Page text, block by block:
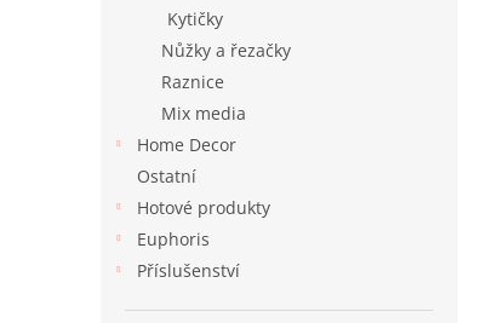
Kytičky
Nůžky a řezačky
Raznice
Mix media
Home Decor
Ostatní
Hotové produkty
Euphoris
Příslušenství